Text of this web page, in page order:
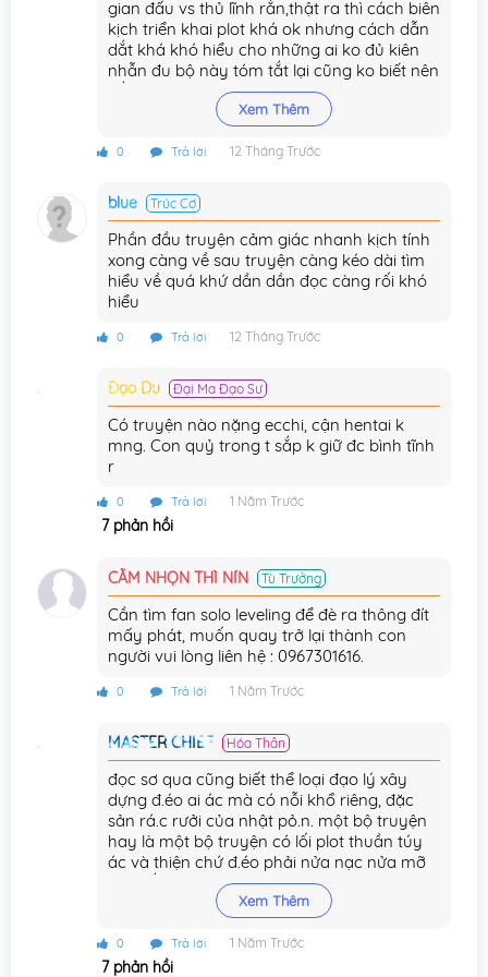
Chương 193 06/11/2025
Chương 192 27/09/2025
Chương 190
Chương 189
Chương 188 28/08/2025
Chương 187 21/08/2025
Chương 186
Chương 184 18/08/2025
Chương 183
Chương 182
Chương 180
Chương 179 13/08/2025
Chương 178
Chương 176
Chương 175 09/08/2025
Chương 174 08/08/2025
Chương 171
gian đấu vs thủ lĩnh rắn,thật ra thì cách biên
kịch triển khai plot khá ok nhưng cách dẫn
dắt khá khó hiểu cho những ai ko đủ kiên
nhẫn đu bộ này tóm tắt lại cũng ko biết nên
bắt đầu từ đâu,cái t2 ko ổn là biên kịch lại
hợp tác vs artist ko mạnh khoản hành động
nên cảm giác mấy pha đánh nhau khá
nhẽo
Xem Thêm
0 Trả lời 12 Tháng Trước
blue Trúc Cơ
Phần đầu truyện cảm giác nhanh kịch tính
xong càng về sau truyện càng kéo dài tìm
hiểu về quá khứ dần dần đọc càng rối khó
hiểu
0 Trả lời 12 Tháng Trước
Đạo Dụ Đại Ma Đạo Sư
Có truyện nào nặng ecchi, cận hentai k
mng. Con quỷ trong t sắp k giữ đc bình tĩnh
r
0 Trả lời 1 Năm Trước
7 phản hồi
CẰM NHỌN THÌ NÍN Tù Trưởng
Cần tìm fan solo leveling để đè ra thông đít
mấy phát, muốn quay trở lại thành con
người vui lòng liên hệ : 0967301616.
0 Trả lời 1 Năm Trước
MASTER CHIEF Hóa Thần
đọc sơ qua cũng biết thể loại đạo lý xây
dựng đ.éo ai ác mà có nỗi khổ riêng, đặc
sản rá.c rưởi của nhật pỏ.n. một bộ truyện
hay là một bộ truyện có lối plot thuần túy
ác và thiện chứ đ.éo phải nửa nạc nửa mỡ
tẩy trắng này nọ. Rá.c/10
Xem Thêm
0 Trả lời 1 Năm Trước
7 phản hồi